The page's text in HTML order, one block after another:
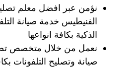
نؤمن عبر افضل معلم
الفنيطيس خدمة صيانة
الذكية بكافة انواعها
نعمل من خلال متخصص
صيانة وتصليح التلفونات